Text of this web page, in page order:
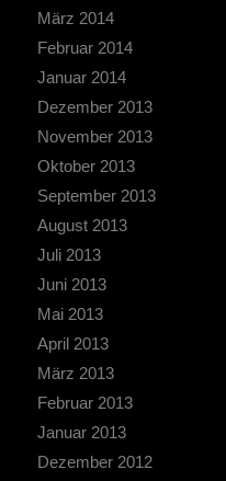
März 2014
Februar 2014
Januar 2014
Dezember 2013
November 2013
Oktober 2013
September 2013
August 2013
Juli 2013
Juni 2013
Mai 2013
April 2013
März 2013
Februar 2013
Januar 2013
Dezember 2012